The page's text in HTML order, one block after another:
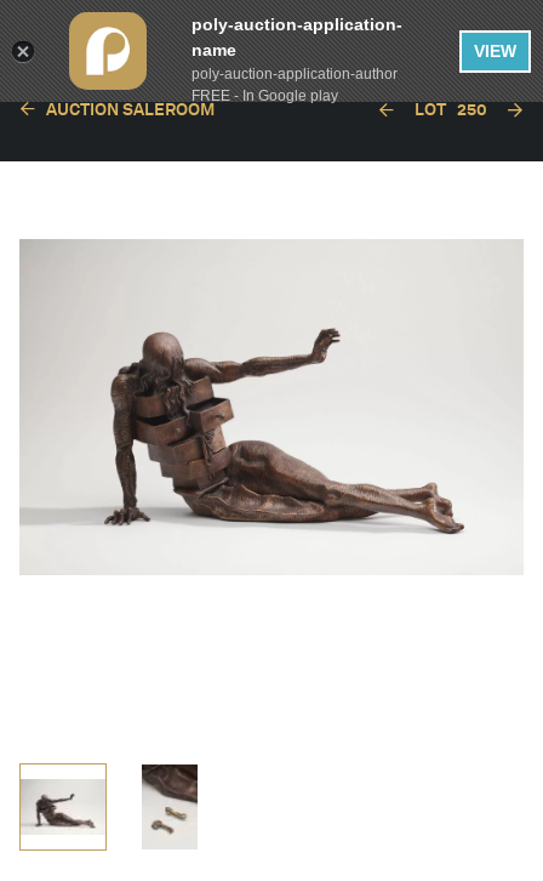
AUCTION SALEROOM LOT 250
poly-auction-application-
name
poly-auction-application-author
FREE - In Google play
VIEW